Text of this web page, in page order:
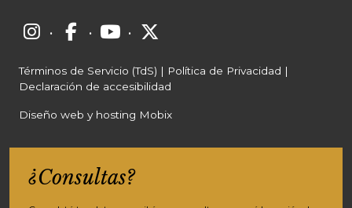
· · ·
Términos de Servicio (TdS) | Política de Privacidad |
Declaración de accesibilidad
Diseño web y hosting Mobix
¿Consultas?